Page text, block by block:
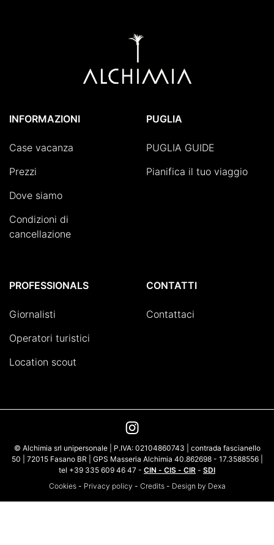
INFORMAZIONI
Case vacanza
Prezzi
Dove siamo
Condizioni di
cancellazione
PUGLIA
PUGLIA GUIDE
Pianifica il tuo viaggio
PROFESSIONALS
Giornalisti
Operatori turistici
Location scout
CONTATTI
Contattaci
© Alchimia srl unipersonale | P.IVA: 02104860743 | contrada fascianello
50 | 72015 Fasano BR | GPS Masseria Alchimia 40.862698 - 17.3588556 |
tel +39 335 609 46 47 - CIN - CIS - CIR - SDI
Cookies- Privacy policy - Credits- Design by Dexa